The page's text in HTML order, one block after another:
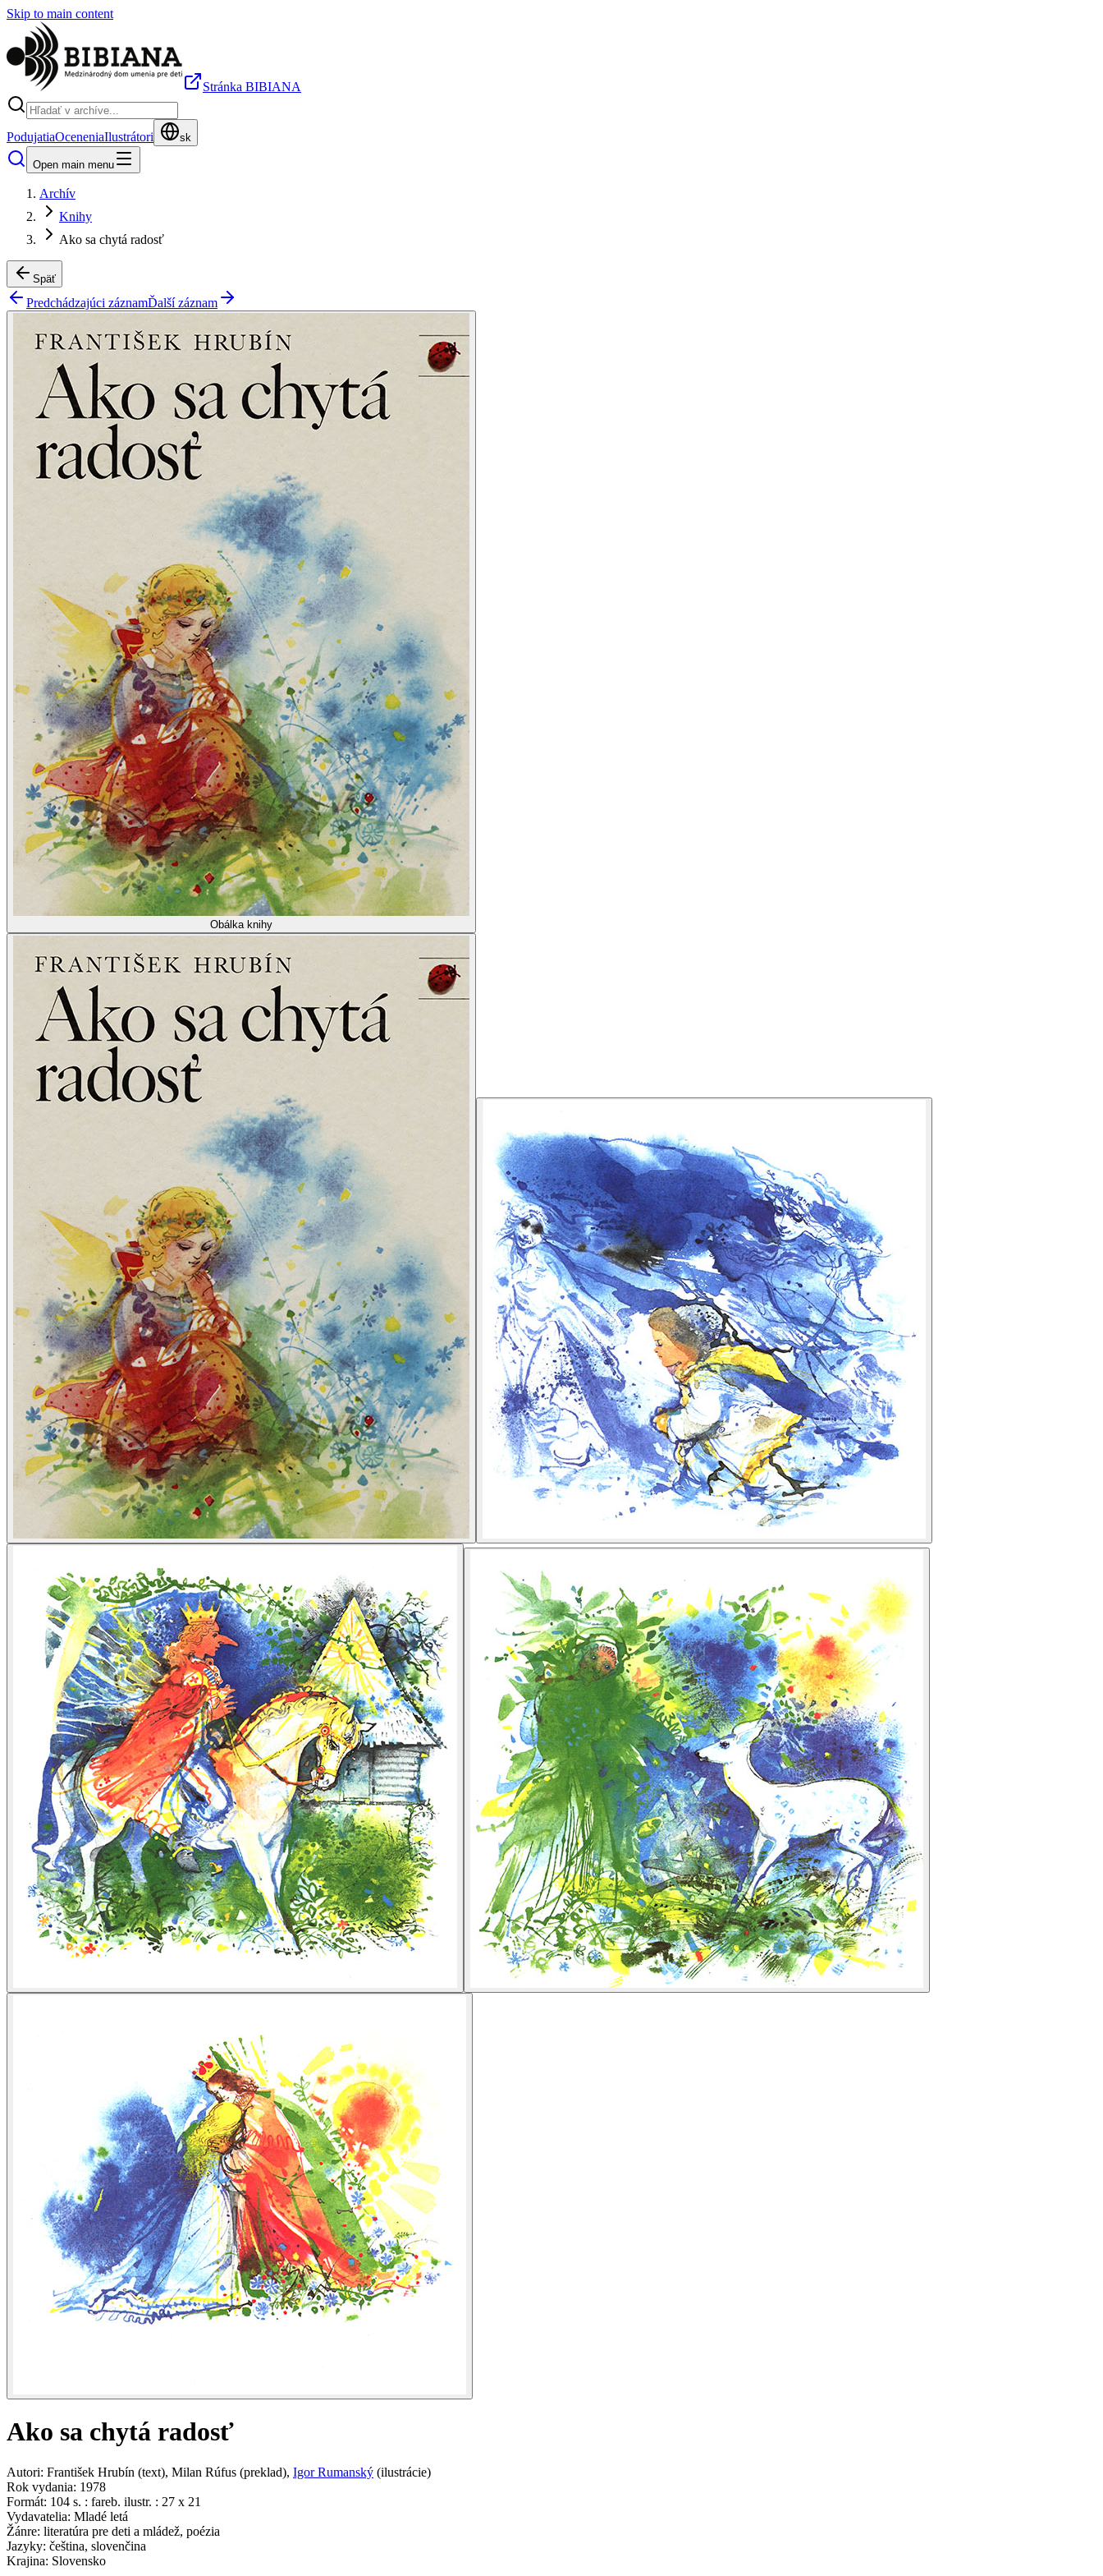
Skip to main content
Stránka BIBIANA
PodujatiaOceneniaIlustrátori sk
Open main menu
Archív
Knihy
Ako sa chytá radosť
Späť
Predchádzajúci záznamĎalší záznam
Obálka knihy
Ako sa chytá radosť
Autori: František Hrubín (text), Milan Rúfus (preklad), Igor Rumanský (ilustrácie)
Rok vydania: 1978
Formát: 104 s. : fareb. ilustr. : 27 x 21
Vydavatelia: Mladé letá
Žánre: literatúra pre deti a mládež, poézia
Jazyky: čeština, slovenčina
Krajina: Slovensko